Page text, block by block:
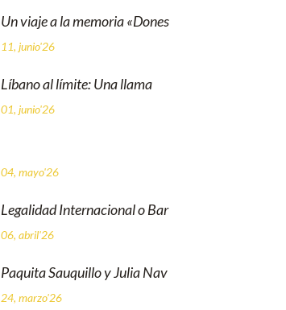
Un viaje a la memoria «Dones
11, junio'26
Líbano al límite: Una llama
01, junio'26
04, mayo'26
Legalidad Internacional o Bar
06, abril'26
Paquita Sauquillo y Julia Nav
24, marzo'26